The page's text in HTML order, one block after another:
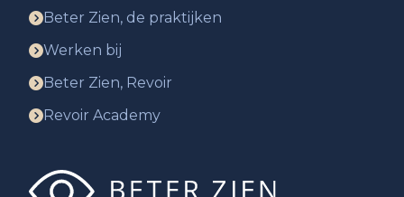
Beter Zien, de praktijken
Werken bij
Beter Zien, Revoir
Revoir Academy